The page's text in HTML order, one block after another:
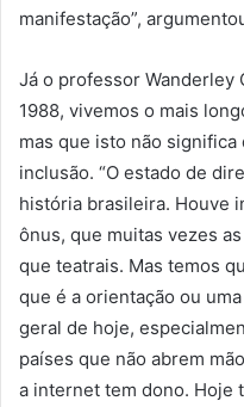
manifestação”,
Já o professor Wanderley
1988, vivemos o mais
mas que isto não
inclusão. “O estado de
história brasileira. Houve
ônus, que muitas vezes
que teatrais. Mas temos
que é a orientação ou
geral de hoje,
países que não abrem
a internet tem dono. Hoje